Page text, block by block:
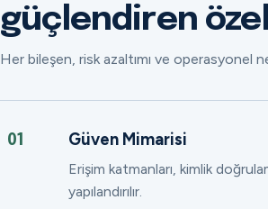
güçlendiren
Her bileşen, risk azaltımı ve operasyonel
01 Güven Mimarisi
Erişim katmanları, kimlik
yapılandırılır.